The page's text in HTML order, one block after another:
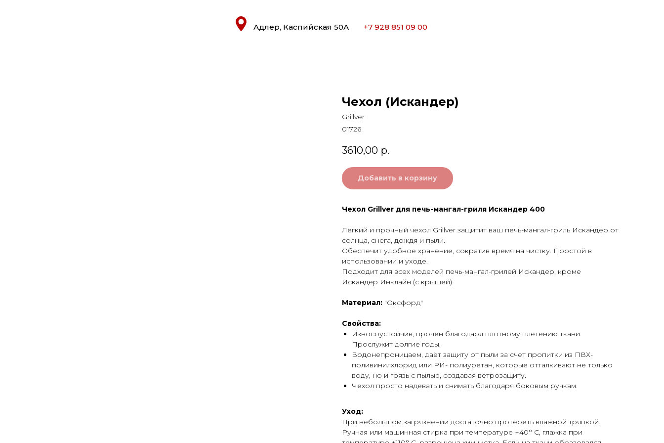
Адлер, Каспийская 50А +7 928 851 09 00
Чехол (Искандер)
Grillver
01726
3610,00 р.
Добавить в корзину
Чехол Grillver для печь-мангал-гриля Искандер 400
Лёгкий и прочный чехол Grillver защитит ваш печь-мангал-гриль Искандер от
солнца, снега, дождя и пыли.
Обеспечит удобное хранение, сократив время на чистку. Простой в
использовании и уходе.
Подходит для всех моделей печь-мангал-грилей Искандер, кроме
Искандер Инклайн (с крышей).
Материал: "Оксфорд"
Свойства:
Износоустойчив, прочен благодаря плотному плетению ткани.
Прослужит долгие годы.
Водонепроницаем, даёт защиту от пыли за счет пропитки из ПВХ-
поливинилхлорид или РИ- полиуретан, которые отталкивают не только
воду, но и грязь с пылью, создавая ветрозащиту.
Чехол просто надевать и снимать благодаря боковым ручкам.
Уход:
При небольшом загрязнении достаточно протереть влажной тряпкой.
Ручная или машинная стирка при температуре +40° С, глажка при